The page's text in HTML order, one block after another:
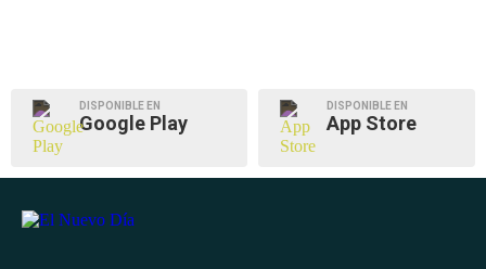
DISPONIBLE EN
Google Play
DISPONIBLE EN
App Store